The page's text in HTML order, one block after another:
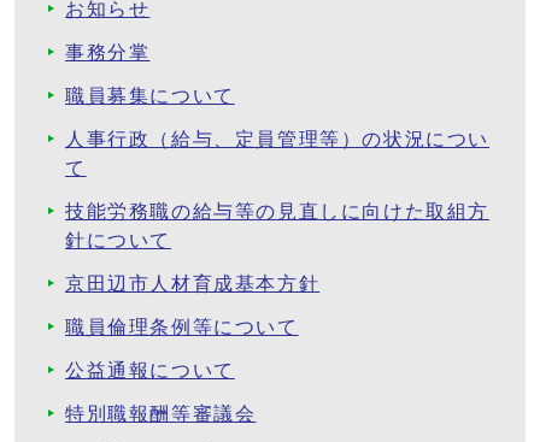
お知らせ
事務分掌
職員募集について
人事行政（給与、定員管理等）の状況につい
て
技能労務職の給与等の見直しに向けた取組方
針について
京田辺市人材育成基本方針
職員倫理条例等について
公益通報について
特別職報酬等審議会